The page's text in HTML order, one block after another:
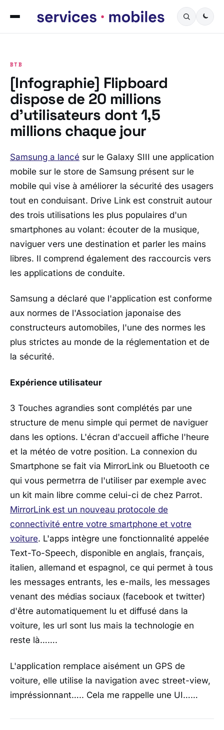
BTB
[Infographie] Flipboard
dispose de 20 millions
d’utilisateurs dont 1,5
millions chaque jour
Samsung a lancé sur le Galaxy SIII une application
mobile sur le store de Samsung présent sur le
mobile qui vise à améliorer la sécurité des usagers
tout en conduisant. Drive Link est construit autour
des trois utilisations les plus populaires d'un
smartphones au volant: écouter de la musique,
naviguer vers une destination et parler les mains
libres. Il comprend également des raccourcis vers
les applications de conduite.
Samsung a déclaré que l'application est conforme
aux normes de l'Association japonaise des
constructeurs automobiles, l'une des normes les
plus strictes au monde de la réglementation et de
la sécurité.
Expérience utilisateur
3 Touches agrandies sont complétés par une
structure de menu simple qui permet de naviguer
dans les options. L'écran d'accueil affiche l'heure
et la météo de votre position. La connexion du
Smartphone se fait via MirrorLink ou Bluetooth ce
qui vous permetrra de l'utiliser par exemple avec
un kit main libre comme celui-ci de chez Parrot.
MirrorLink est un nouveau protocole de
connectivité entre votre smartphone et votre
voiture. L'apps intègre une fonctionnalité appelée
Text-To-Speech, disponible en anglais, français,
italien, allemand et espagnol, ce qui permet à tous
les messages entrants, les e-mails, les messages
venant des médias sociaux (facebook et twitter)
d'être automatiquement lu et diffusé dans la
voiture, les url sont lus mais la technologie en
reste là…….
L'application remplace aisément un GPS de
voiture, elle utilise la navigation avec street-view,
impréssionnant….. Cela me rappelle une UI……